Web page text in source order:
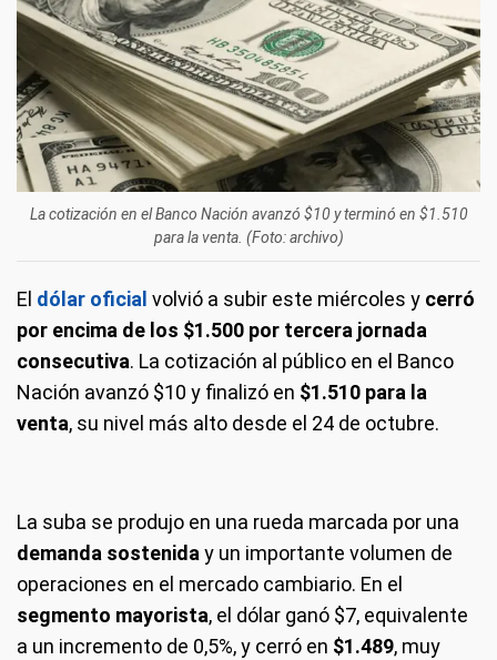
La cotización en el Banco Nación avanzó $10 y terminó en $1.510
para la venta. (Foto: archivo)
El dólar oficial volvió a subir este miércoles y cerró
por encima de los $1.500 por tercera jornada
consecutiva. La cotización al público en el Banco
Nación avanzó $10 y finalizó en $1.510 para la
venta, su nivel más alto desde el 24 de octubre.
La suba se produjo en una rueda marcada por una
demanda sosteniday un importante volumen de
operaciones en el mercado cambiario. En el
segmento mayorista, el dólar ganó $7, equivalente
a un incremento de 0,5%, y cerró en $1.489, muy